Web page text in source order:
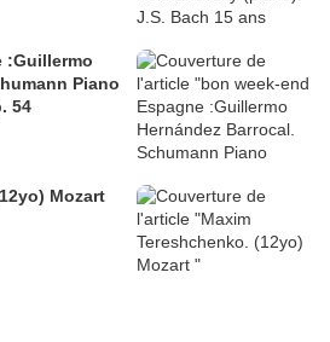
:Guillermo
54
Mozart